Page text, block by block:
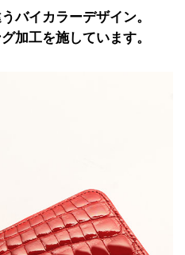
バイカラーデザイン。
加工を施しています。